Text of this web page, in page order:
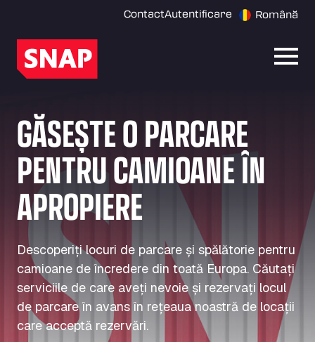
ContactAutentificare Română
GĂSEȘTE O PARCARE
PENTRU CAMIOANE ÎN
APROPIERE
Descoperiți locuri de parcare și spălătorie pentru
camioane de încredere din toată Europa. Căutați
serviciile de care aveți nevoie și rezervați locul
de parcare în avans în rețeaua noastră de locații
care acceptă rezervări.